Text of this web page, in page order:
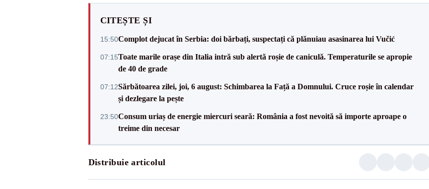
CITEȘTE ȘI
15:50Complot dejucat în Serbia: doi bărbați, suspectați că plănuiau asasinarea lui Vučić
07:15Toate marile orașe din Italia intră sub alertă roșie de caniculă. Temperaturile se apropie
de 40 de grade
07:12Sărbătoarea zilei, joi, 6 august: Schimbarea la Față a Domnului. Cruce roșie în calendar
și dezlegare la pește
23:50Consum uriaș de energie miercuri seară: România a fost nevoită să importe aproape o
treime din necesar
Distribuie articolul